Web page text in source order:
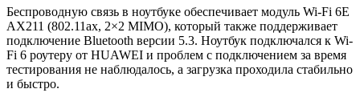
Беспроводную связь в ноутбуке обеспечивает модуль Wi-Fi 6E
AX211 (802.11ax, 2×2 MIMO), который также поддерживает
подключение Bluetooth версии 5.3. Ноутбук подключался к Wi-
Fi 6 роутеру от HUAWEI и проблем с подключением за время
тестирования не наблюдалось, а загрузка проходила стабильно
и быстро.